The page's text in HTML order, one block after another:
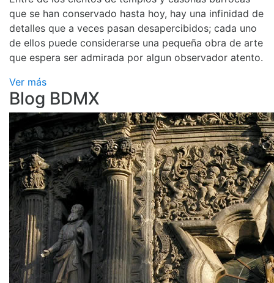
que se han conservado hasta hoy, hay una infinidad de
detalles que a veces pasan desapercibidos; cada uno
de ellos puede considerarse una pequeña obra de arte
que espera ser admirada por algun observador atento.
Ver más
Blog BDMX